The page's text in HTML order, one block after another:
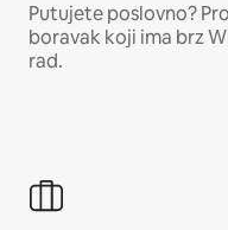
Putujete poslovno?
boravak koji ima brz
rad.